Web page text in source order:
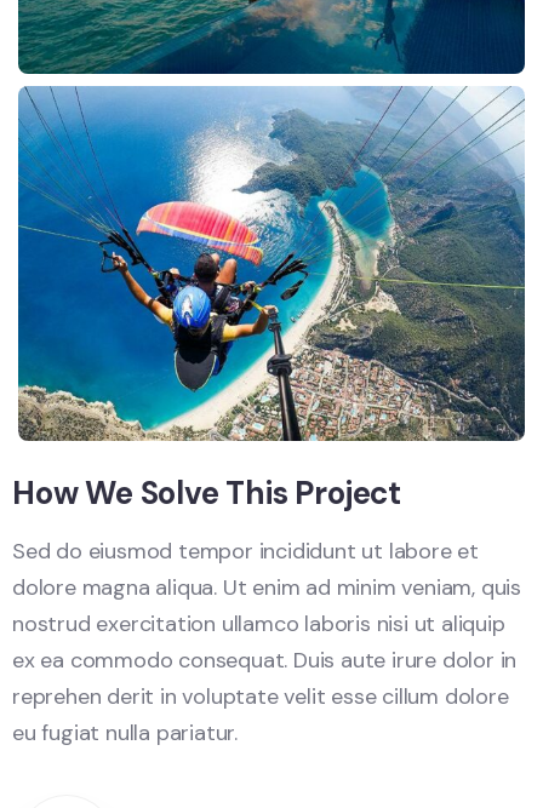
How We Solve This Project
Sed do eiusmod tempor incididunt ut labore et
dolore magna aliqua. Ut enim ad minim veniam, quis
nostrud exercitation ullamco laboris nisi ut aliquip
ex ea commodo consequat. Duis aute irure dolor in
reprehen derit in voluptate velit esse cillum dolore
eu fugiat nulla pariatur.